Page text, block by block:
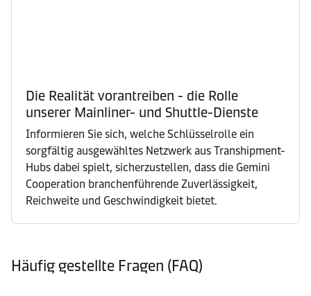
Die Realität vorantreiben - die Rolle
unserer Mainliner- und Shuttle-Dienste
Informieren Sie sich, welche Schlüsselrolle ein
sorgfältig ausgewähltes Netzwerk aus Transhipment-
Hubs dabei spielt, sicherzustellen, dass die Gemini
Cooperation branchenführende Zuverlässigkeit,
Reichweite und Geschwindigkeit bietet.
Häufig gestellte Fragen (FAQ)